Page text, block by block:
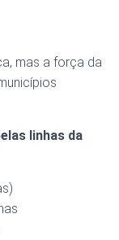
mas a força da
linhas da